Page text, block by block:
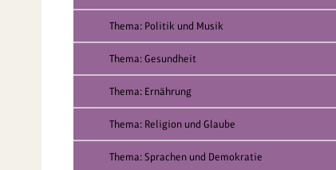
Thema: Politik und Musik
Thema: Gesundheit
Thema: Ernährung
Thema: Religion und Glaube
Thema: Sprachen und Demokratie